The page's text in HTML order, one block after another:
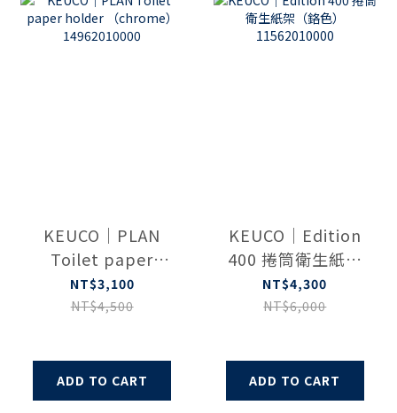
KEUCO｜PLAN
Toilet paper
holder
（chrome）
NT$3,100
NT$4,500
ADD TO CART
KEUCO｜Edition
400 捲筒衛生紙架
（鉻色）
11562010000
NT$4,300
NT$6,000
ADD TO CART